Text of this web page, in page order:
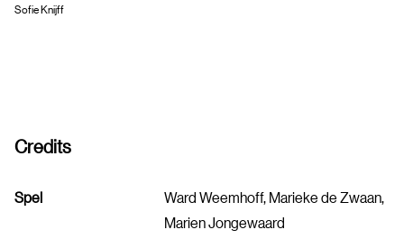
Sofie Knijff
Credits
Spel
Ward Weemhoff, Marieke de Zwaan,
Marien Jongewaard